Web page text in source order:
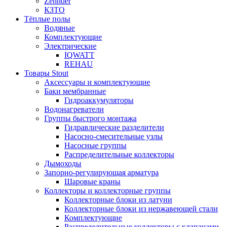
КЗТО
Тёплые полы
Водяные
Комплектующие
Электрические
IQWATT
REHAU
Товары Stout
Аксессуары и комплектующие
Баки мембранные
Гидроаккумуляторы
Водонагреватели
Группы быстрого монтажа
Гидравлические разделители
Насосно-смесительные узлы
Насосные группы
Распределительные коллекторы
Дымоходы
Запорно-регулирующая арматура
Шаровые краны
Коллекторы и коллекторные группы
Коллекторные блоки из латуни
Коллекторные блоки из нержавеющей стали
Комплектующие